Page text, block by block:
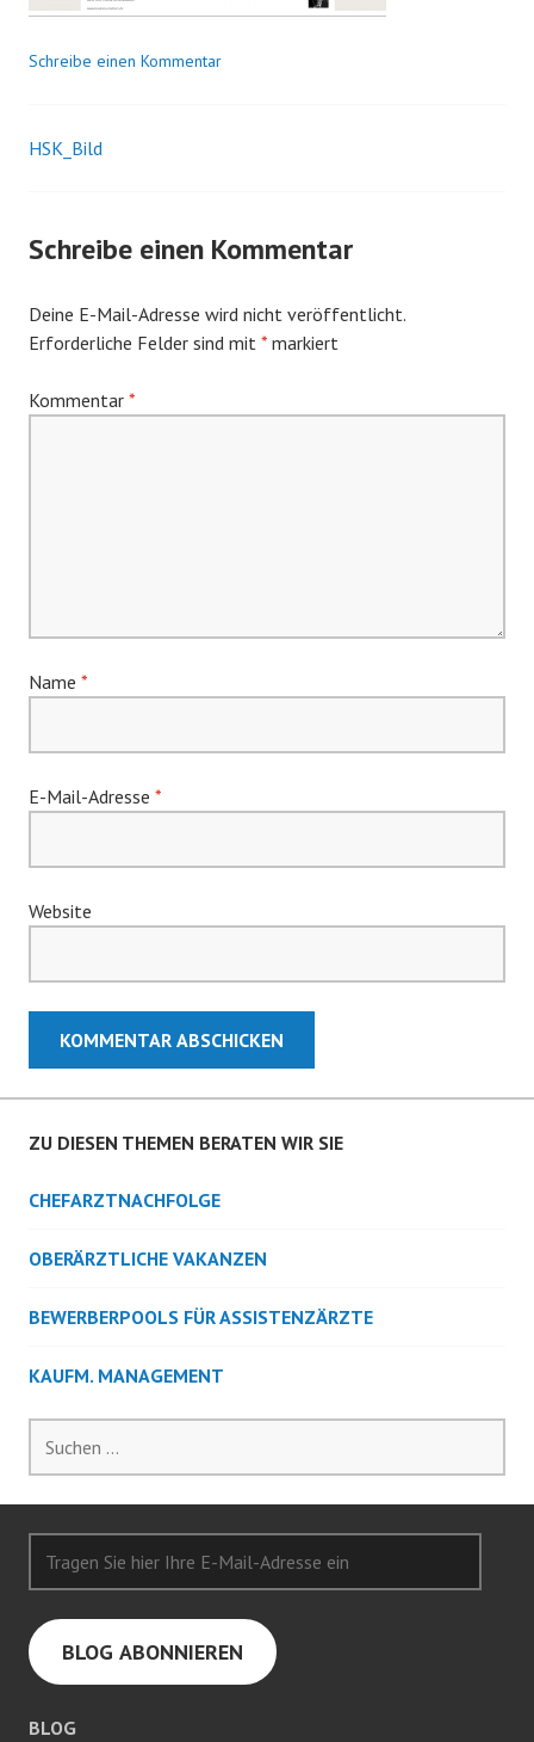
K
k
Schreibe einen Kommentar
Beitrags-
HSK_Bild
Schreibe einen Kommentar
Deine E-Mail-Adresse wird nicht veröffentlicht.
Erforderliche Felder sind mit * markiert
Kommentar *
Name *
E-Mail-Adresse *
Website
ZU DIESEN THEMEN BERATEN WIR SIE
CHEFARZTNACHFOLGE
OBERÄRZTLICHE VAKANZEN
BEWERBERPOOLS FÜR ASSISTENZÄRZTE
KAUFM. MANAGEMENT
nach:
Ihre
E-
Mail-
Adresse
BLOG ABONNIEREN
BLOG